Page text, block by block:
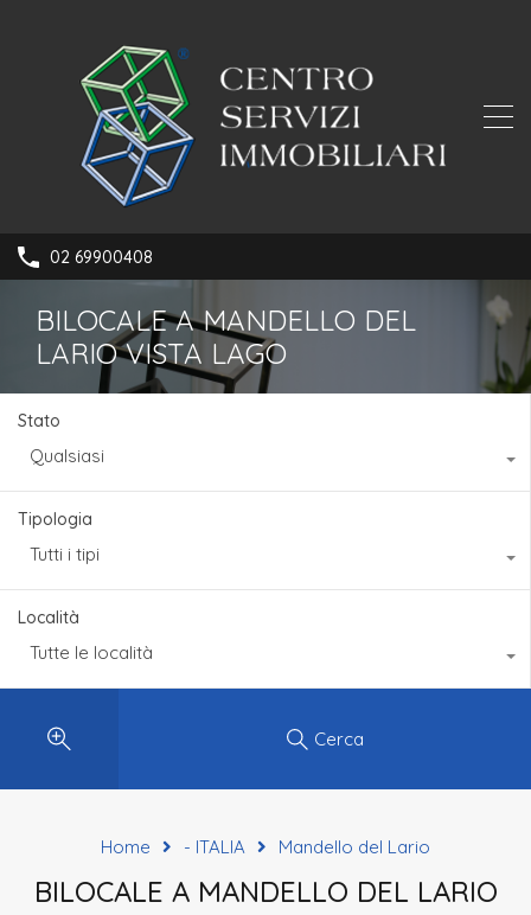
02 69900408
BILOCALE A MANDELLO DEL
LARIO VISTA LAGO
Stato
Qualsiasi
Tipologia
Tutti i tipi
Località
Tutte le località
Cerca
Home - ITALIA Mandello del Lario
BILOCALE A MANDELLO DEL LARIO